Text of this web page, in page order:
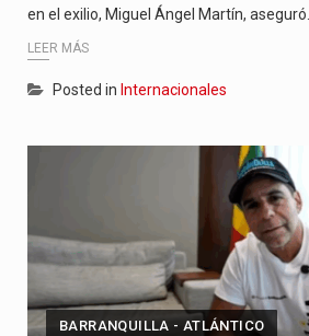
en el exilio, Miguel Ángel Martín, aseguró…
LEER MÁS
Posted in Internacionales
BARRANQUILLA - ATLÁNTICO